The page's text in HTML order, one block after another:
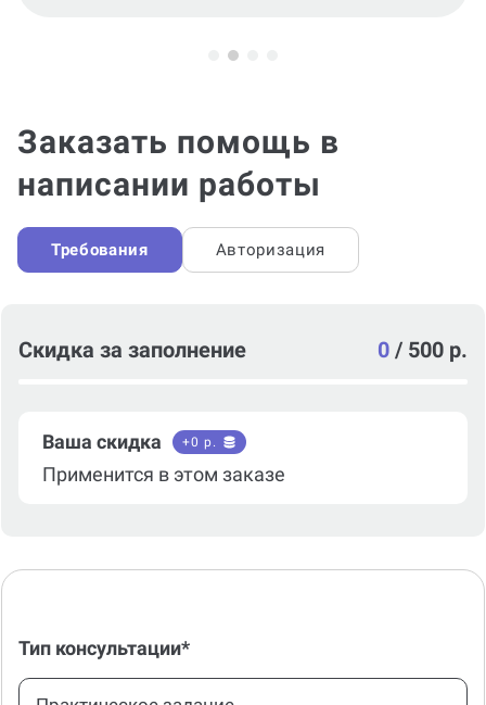
Заказать помощь в
написании работы
Требования Авторизация
Скидка за заполнение 0 / 500 р.
Ваша скидка +0 р.
Применится в этом заказе
Тип консультации*